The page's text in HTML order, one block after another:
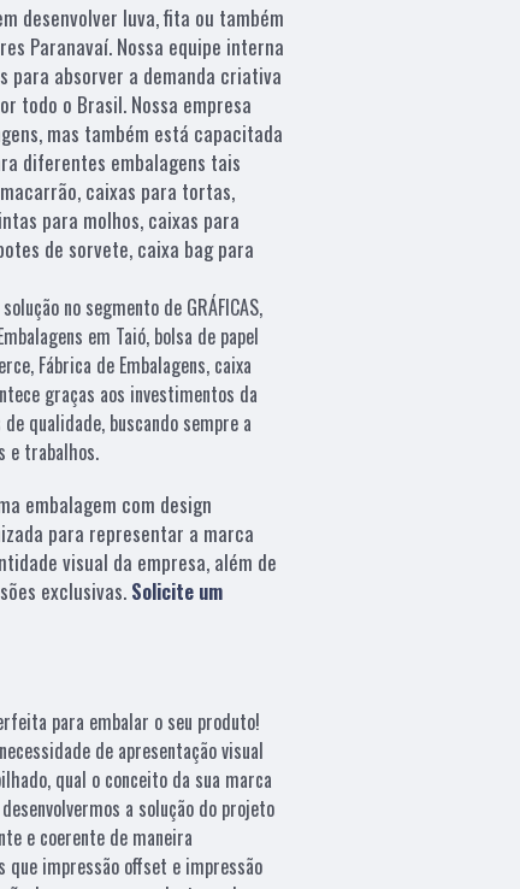
desenvolver luva, fita ou também
Paranavaí. Nossa equipe interna
para absorver a demanda criativa
todo o Brasil. Nossa empresa
mas também está capacitada
diferentes embalagens tais
caixas para tortas,
para molhos, caixas para
de sorvete, caixa bag para
no segmento de GRÁFICAS,
em Taió, bolsa de papel
Fábrica de Embalagens, caixa
graças aos investimentos da
qualidade, buscando sempre a
e trabalhos.
embalagem com design
para representar a marca
visual da empresa, além de
exclusivas. Solicite um
para embalar o seu produto!
de apresentação visual
qual o conceito da sua marca
a solução do projeto
e coerente de maneira
que impressão offset e impressão